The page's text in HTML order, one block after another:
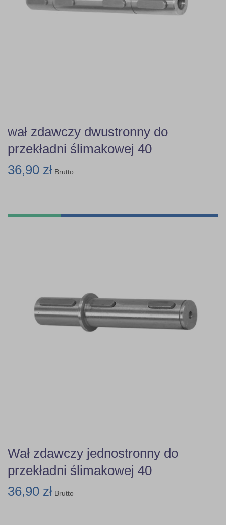
wał zdawczy dwustronny do
przekładni ślimakowej 40
36,90 zł Brutto
Wał zdawczy jednostronny do
przekładni ślimakowej 40
36,90 zł Brutto